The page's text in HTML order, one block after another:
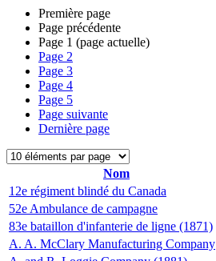
Première page
Page précédente
Page 1 (page actuelle)
Page 2
Page 3
Page 4
Page 5
Page suivante
Dernière page
Nom
12e régiment blindé du Canada
52e Ambulance de campagne
83e bataillon d'infanterie de ligne (1871)
A. A. McClary Manufacturing Company